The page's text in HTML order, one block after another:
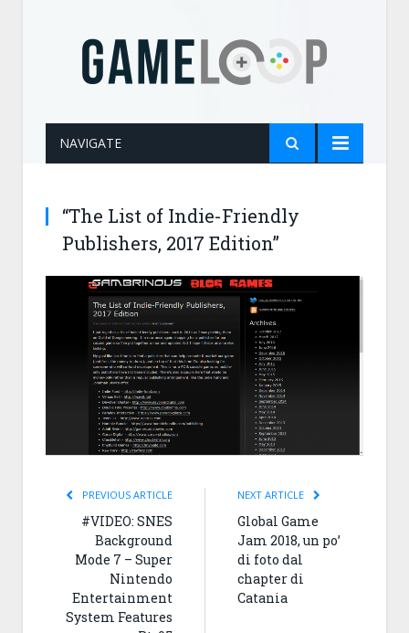
NAVIGATE
“The List of Indie-Friendly
Publishers, 2017 Edition”
PREVIOUS ARTICLE
#VIDEO: SNES
Background
Mode 7 – Super
Nintendo
Entertainment
System Features
NEXT ARTICLE
Global Game
Jam 2018, un po’
di foto dal
chapter di
Catania